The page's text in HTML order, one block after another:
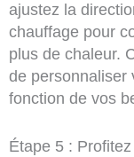
ajustez la
chauffage pour
plus de chaleur.
de personnaliser
fonction de vos
Étape 5 :